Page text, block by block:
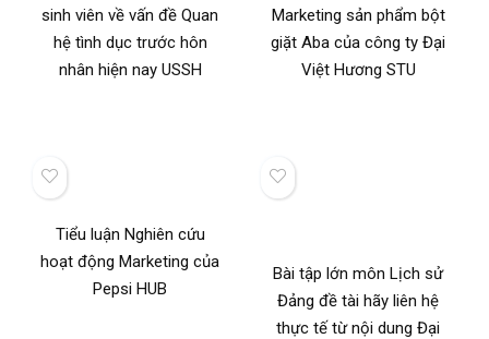
sinh viên về vấn đề Quan
hệ tình dục trước hôn
nhân hiện nay USSH
Marketing sản phẩm bột
giặt Aba của công ty Đại
Việt Hương STU
Tiểu luận Nghiên cứu
hoạt động Marketing của
Pepsi HUB
Bài tập lớn môn Lịch sử
Đảng đề tài hãy liên hệ
thực tế từ nội dung Đại